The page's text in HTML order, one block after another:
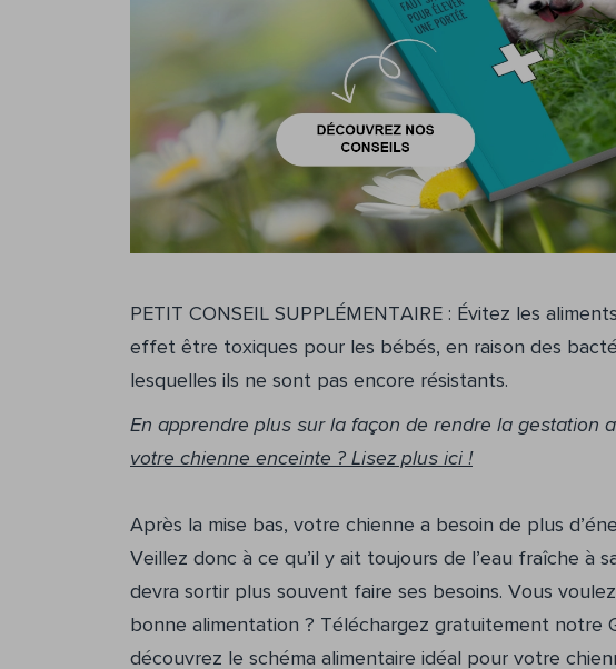
PETIT CONSEIL SUPPLÉMENTAIRE : Évitez les
effet être toxiques pour les bébés, en raison des
lesquelles ils ne sont pas encore résistants.
En apprendre plus sur la façon de rendre la gestation
votre chienne enceinte ? Lisez plus ici !
Après la mise bas, votre chienne a besoin de plus
Veillez donc à ce qu’il y ait toujours de l’eau fraîche à
devra sortir plus souvent faire ses besoins. Vous
bonne alimentation ? Téléchargez gratuitement notre
découvrez le schéma alimentaire idéal pour votre